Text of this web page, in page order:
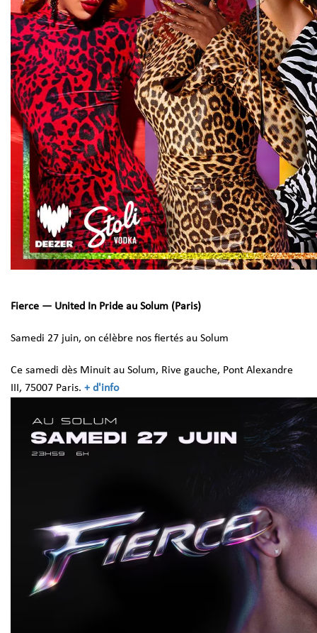
Fierce — United In Pride au Solum (Paris)
Samedi 27 juin, on célèbre nos fiertés au Solum
Ce samedi dès Minuit au Solum, Rive gauche, Pont Alexandre
III, 75007 Paris. + d'info